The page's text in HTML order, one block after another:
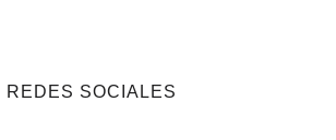
REDES SOCIALES